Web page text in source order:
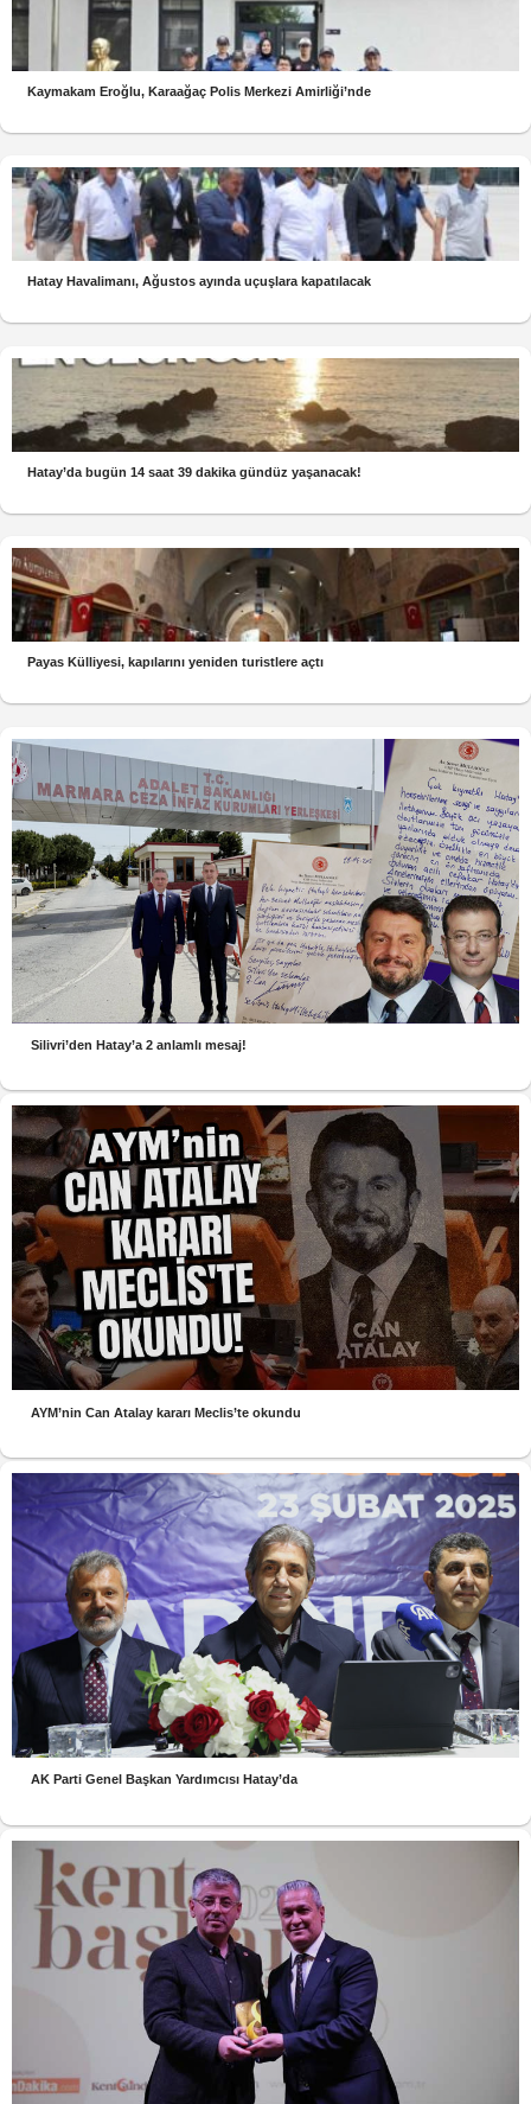
Kaymakam Eroğlu, Karaağaç Polis Merkezi Amirliği’nde
Hatay Havalimanı, Ağustos ayında uçuşlara kapatılacak
Hatay’da bugün 14 saat 39 dakika gündüz yaşanacak!
Payas Külliyesi, kapılarını yeniden turistlere açtı
Silivri’den Hatay’a 2 anlamlı mesaj!
AYM’nin Can Atalay kararı Meclis’te okundu
AK Parti Genel Başkan Yardımcısı Hatay’da